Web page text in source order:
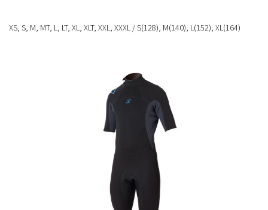
XS, S, M, MT, L, LT, XL, XLT, XXL, XXXL / S(128), M(140), L(152), XL(164)